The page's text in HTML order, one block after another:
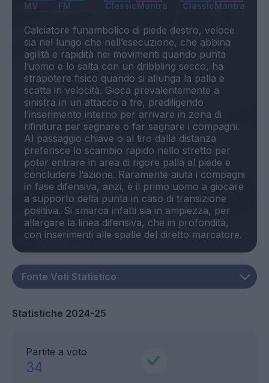
MV FM ClassicMantra ClassicMantra
Calciatore funambolico di piede destro, veloce
sia nel lungo che nell’esecuzione, che abbina
agilità e rapidità nei movimenti quando punta
l’uomo e lo salta con un dribbling secco, ha
strapotere fisico quando si allunga la palla e
scatta in velocità. Gioca prevalentemente a
sinistra in un attacco a tre, prediligendo
l’inserimento interno per arrivare in zona di
rifinitura per segnare o far segnare i compagni.
Al passaggio chiave o al tiro dalla distanza
preferisce lo scambio rapido nello stretto per
poter entrare in area di rigore palla al piede e
concludere l’azione. Raramente aiuta i compagni
in fase difensiva, anzi, è il primo uomo a giocare
a supporto della punta in caso di transizione
positiva. Si smarca infatti sia in ampiezza, per
allargare la linea difensiva, che in profondità,
Statistiche 2024-25
Partite a voto
34